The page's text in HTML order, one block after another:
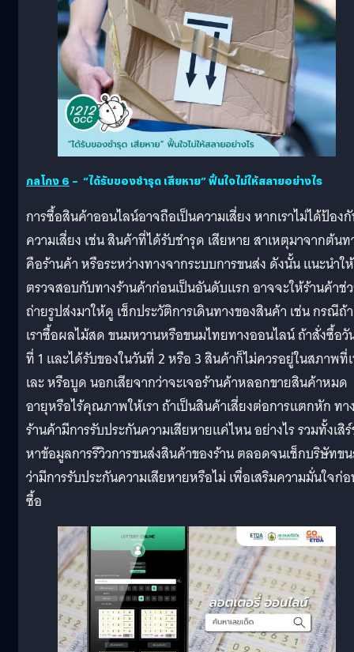
กลโกง 6 – “ได้รับของชำรุด เสียหาย” ฟื้นใจไม่ให้สลายอย่างไร
การซื้อสินค้าออนไลน์อาจถือเป็นความเสี่ยง หากเราไม่ได้ป้อง
ความเสี่ยง เช่น สินค้าที่ได้รับชำรุด เสียหาย สาเหตุมาจากต้นท
คือร้านค้า หรือระหว่างทางจากระบบการขนส่ง ดังนั้น แนะนำให้
ตรวจสอบกับทางร้านค้าก่อนเป็นอันดับแรก อาจจะให้ร้านค้าช่
ถ่ายรูปส่งมาให้ดู เช็กประวัติการเดินทางของสินค้า เช่น กรณีถ้า
เราซื้อผลไม้สด ขนมหวานหรือขนมไทยทางออนไลน์ ถ้าสั่งซื้อวั
ที่ 1 และได้รับของในวันที่ 2 หรือ 3 สินค้าก็ไม่ควรอยู่ในสภาพที่
เละ หรือบูด นอกเสียจากว่าจะเจอร้านค้าหลอกขายสินค้าหมด
อายุหรือไร้คุณภาพให้เรา ถ้าเป็นสินค้าเสี่ยงต่อการแตกหัก ทา
ร้านค้ามีการรับประกันความเสียหายแค่ไหน อย่างไร รวมทั้งเสิ
หาข้อมูลการรีวิวการขนส่งสินค้าของร้าน ตลอดจนเช็กบริษัทข
ว่ามีการรับประกันความเสียหายหรือไม่ เพื่อเสริมความมั่นใจก่
ซื้อ